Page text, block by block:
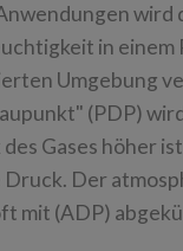
wird
in einem
Umgebung
(PDP)
Gases höher
Der
mit (ADP)